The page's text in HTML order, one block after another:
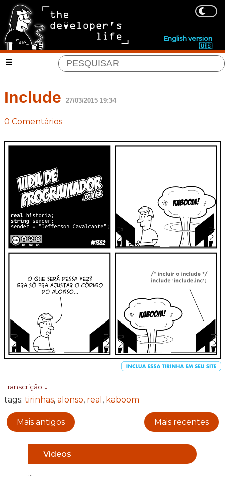
English version
🇺🇸
Include 27/03/2015 19:34
0 Comentários
Transcrição ↓
tags: tirinhas, alonso, real , kaboom
Mais antigos Mais recentes
Vídeos
...